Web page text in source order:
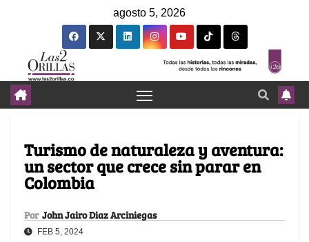
agosto 5, 2026
Turismo de naturaleza y aventura:
un sector que crece sin parar en
Colombia
Por John Jairo Diaz Arciniegas
FEB 5, 2024